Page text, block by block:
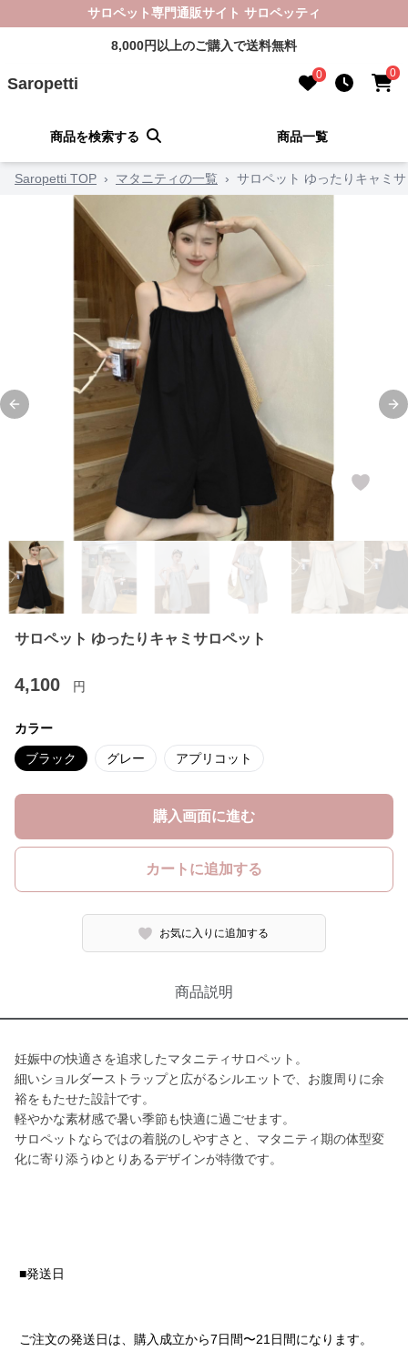
サロペット専門通販サイト サロペッティ
8,000円以上のご購入で送料無料
Saropetti 0 0
商品を検索する 商品一覧
Saropetti TOP › マタニティの一覧 › サロペット ゆったりキャミ
Previous slide
サロペット ゆったりキャミサロペット
4,100 円
カラー
ブラック グレー アプリコット
購入画面に進む
カートに追加する
お気に入りに追加する
商品説明
妊娠中の快適さを追求したマタニティサロペット。
細いショルダーストラップと広がるシルエットで、お腹周りに余
裕をもたせた設計です。
軽やかな素材感で暑い季節も快適に過ごせます。
サロペットならではの着脱のしやすさと、マタニティ期の体型変
化に寄り添うゆとりあるデザインが特徴です。
■発送日
ご注文の発送日は、購入成立から7日間〜21日間になります。